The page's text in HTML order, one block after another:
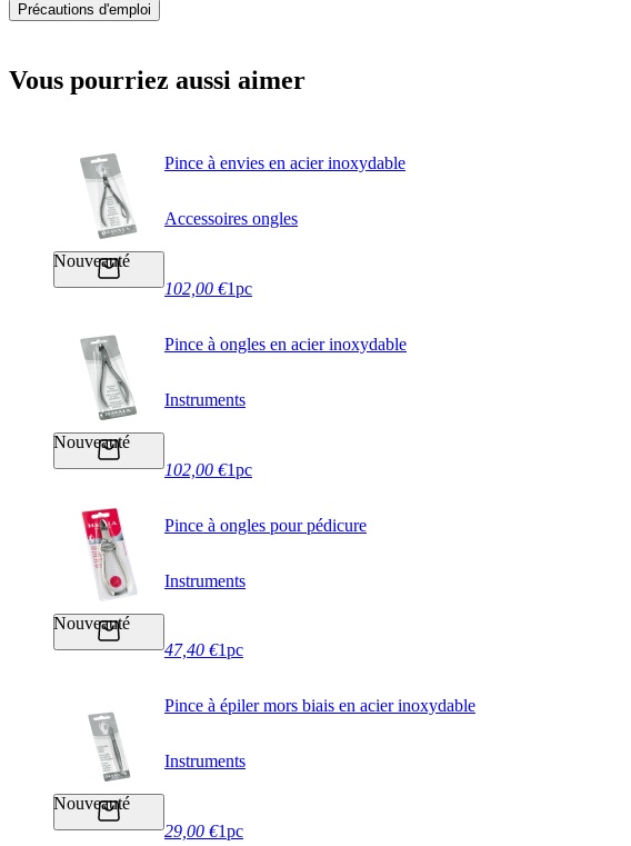
Précautions d'emploi
Vous pourriez aussi aimer
Nouveauté
Pince à envies en acier inoxydable
Accessoires ongles
102,00 €1pc
Nouveauté
Pince à ongles en acier inoxydable
Instruments
102,00 €1pc
Nouveauté
Pince à ongles pour pédicure
Instruments
47,40 €1pc
Nouveauté
Pince à épiler mors biais en acier inoxydable
Instruments
29,00 €1pc